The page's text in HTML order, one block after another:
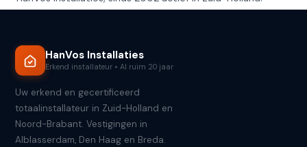
HanVos Installaties
Erkend installateur • Al ruim 20 jaar
Uw erkend en gecertificeerd
totaalinstallateur in Zuid-Holland en
Noord-Brabant. Vestigingen in
Alblasserdam, Den Haag en Breda.